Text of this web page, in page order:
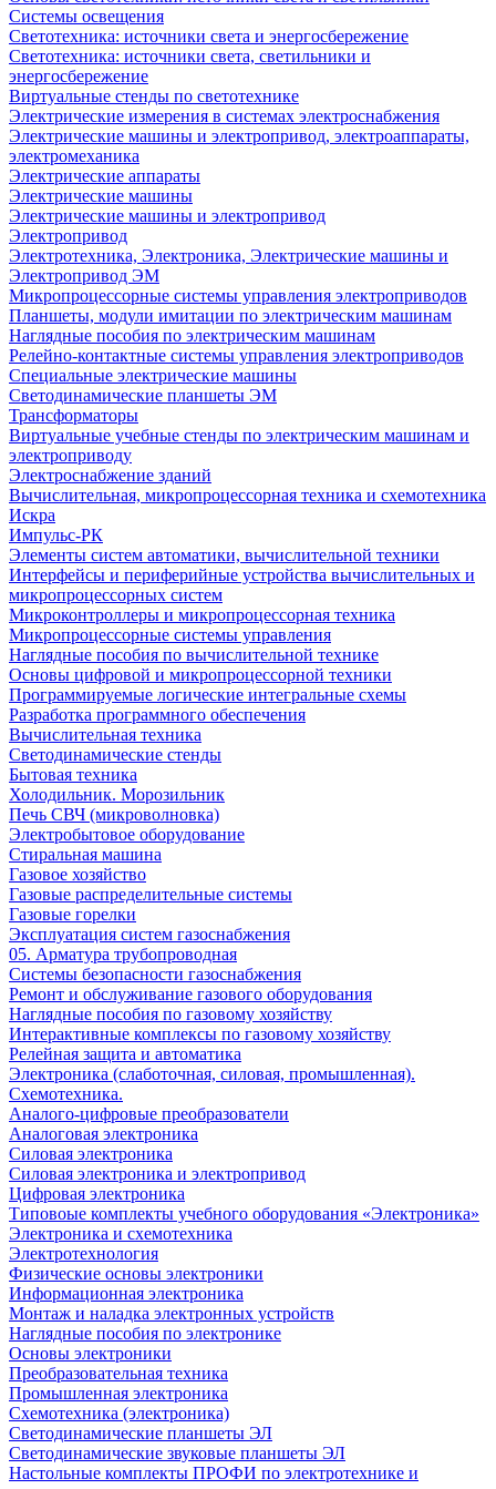
Системы освещения
Светотехника: источники света и энергосбережение
Светотехника: источники света, светильники и
энергосбережение
Виртуальные стенды по светотехнике
Электрические измерения в системах электроснабжения
Электрические машины и электропривод, электроаппараты,
электромеханика
Электрические аппараты
Электрические машины
Электрические машины и электропривод
Электропривод
Электротехника, Электроника, Электрические машины и
Электропривод ЭМ
Микропроцессорные системы управления электроприводов
Планшеты, модули имитации по электрическим машинам
Наглядные пособия по электрическим машинам
Релейно-контактные системы управления электроприводов
Специальные электрические машины
Светодинамические планшеты ЭМ
Трансформаторы
Виртуальные учебные стенды по электрическим машинам и
электроприводу
Электроснабжение зданий
Вычислительная, микропроцессорная техника и схемотехника
Искра
Импульс-РК
Элементы систем автоматики, вычислительной техники
Интерфейсы и периферийные устройства вычислительных и
микропроцессорных систем
Микроконтроллеры и микропроцессорная техника
Микропроцессорные системы управления
Наглядные пособия по вычислительной технике
Основы цифровой и микропроцессорной техники
Программируемые логические интегральные схемы
Разработка программного обеспечения
Вычислительная техника
Светодинамические стенды
Бытовая техника
Холодильник. Морозильник
Печь СВЧ (микроволновка)
Электробытовое оборудование
Стиральная машина
Газовое хозяйство
Газовые распределительные системы
Газовые горелки
Эксплуатация систем газоснабжения
05. Арматура трубопроводная
Системы безопасности газоснабжения
Ремонт и обслуживание газового оборудования
Наглядные пособия по газовому хозяйству
Интерактивные комплексы по газовому хозяйству
Релейная защита и автоматика
Электроника (слаботочная, силовая, промышленная).
Схемотехника.
Аналого-цифровые преобразователи
Аналоговая электроника
Cиловая электроника
Cиловая электроника и электропривод
Цифровая электроника
Типовоые комплекты учебного оборудования «Электроника»
Электроника и схемотехника
Электротехнология
Физические основы электроники
Информационная электроника
Монтаж и наладка электронных устройств
Наглядные пособия по электронике
Основы электроники
Преобразовательная техника
Промышленная электроника
Схемотехника (электроника)
Светодинамические планшеты ЭЛ
Светодинамические звуковые планшеты ЭЛ
Настольные комплекты ПРОФИ по электротехнике и